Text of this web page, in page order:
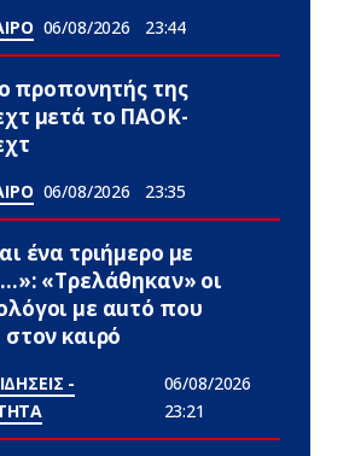
06/08/2026 23:44
προπονητής της
μετά το ΠΑΟΚ-
06/08/2026 23:35
ένα τριήμερο με
«Τρελάθηκαν» οι
με αuτό που
στον καιρό
-
06/08/2026
23:21